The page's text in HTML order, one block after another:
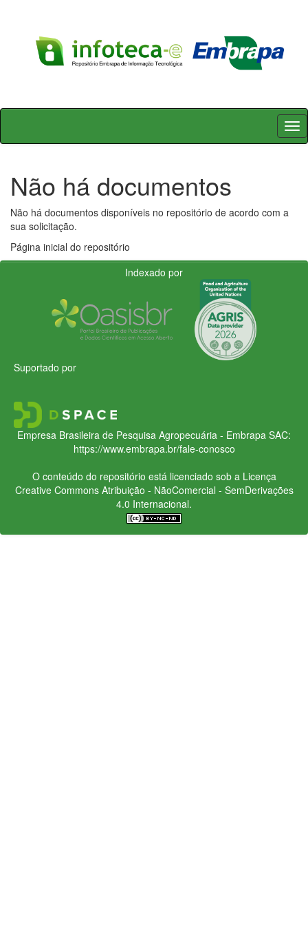
Skip
Não há documentos
Não há documentos disponíveis no repositório de acordo com a
sua solicitação.
Página inicial do repositório
Indexado por
Suportado por
Empresa Brasileira de Pesquisa Agropecuária - Embrapa SAC:
https://www.embrapa.br/fale-conosco
O conteúdo do repositório está licenciado sob a Licença
Creative CommonsAtribuição - NãoComercial - SemDerivações
4.0 Internacional.